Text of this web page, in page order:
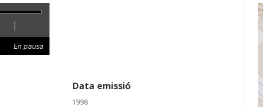
Lent
En pausa
Data emissió
1998